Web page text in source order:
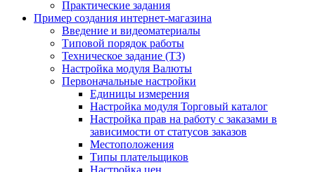
Практические задания
Пример создания интернет-магазина
Введение и видеоматериалы
Типовой порядок работы
Техническое задание (ТЗ)
Настройка модуля Валюты
Первоначальные настройки
Единицы измерения
Настройка модуля Торговый каталог
Настройка прав на работу с заказами в
зависимости от статусов заказов
Местоположения
Типы плательщиков
Настройка цен